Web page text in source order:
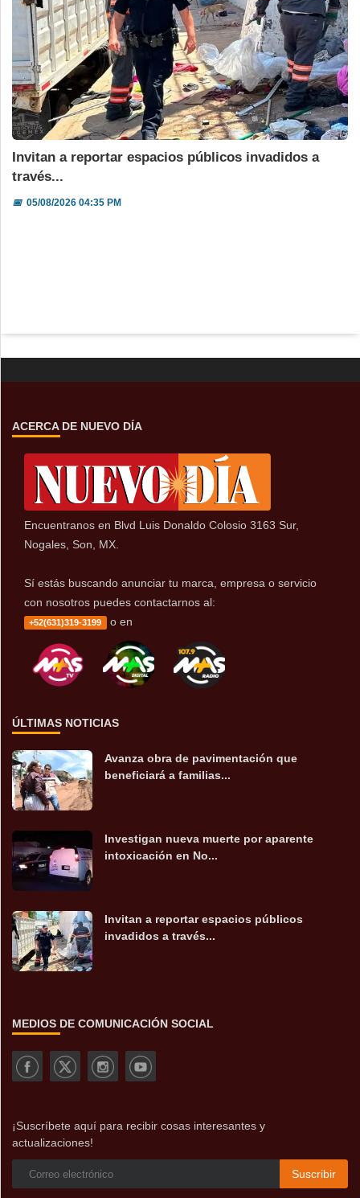
Invitan a reportar espacios públicos invadidos a
través...
📅05/08/2026 04:35 PM
ACERCA DE NUEVO DÍA
Encuentranos en Blvd Luis Donaldo Colosio 3163 Sur,
Nogales, Son, MX.
Sí estás buscando anunciar tu marca, empresa o servicio
con nosotros puedes contactarnos al:
+52(631)319-3199 o en
ÚLTIMAS NOTICIAS
Avanza obra de pavimentación que
beneficiará a familias...
Investigan nueva muerte por aparente
intoxicación en No...
Invitan a reportar espacios públicos
invadidos a través...
MEDIOS DE COMUNICACIÓN SOCIAL
¡Suscríbete aquí para recibir cosas interesantes y
actualizaciones!
Suscribir